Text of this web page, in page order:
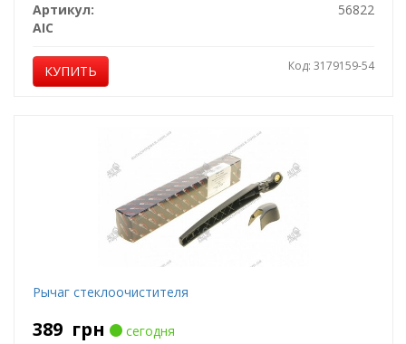
Артикул:
56822
AIC
КУПИТЬ Код: 3179159-54
Рычаг стеклоочистителя
389 грн
сегодня